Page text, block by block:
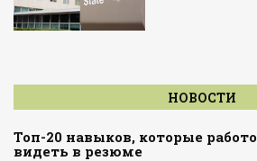
НОВОСТИ
Топ-20 навыков, которые
видеть в резюме